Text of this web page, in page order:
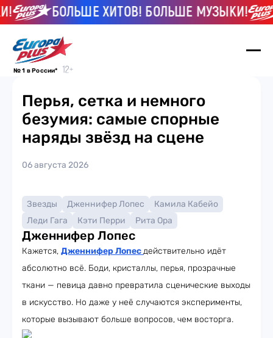
БОЛЬШЕ ХИТОВ! БОЛЬШЕ МУЗЫКИ!
№ 1 в России*
Перья, сетка и немного
безумия: самые спорные
наряды звёзд на сцене
06 августа 2026
Звезды Дженнифер Лопес
Камила Кабейо
Леди Гага
Кэти Перри Рита Ора
Дженнифер Лопес
Кажется, Дженнифер Лопесдействительно идёт
абсолютно всё. Боди, кристаллы, перья, прозрачные
ткани — певица давно превратила сценические выходы
в искусство. Но даже у неё случаются эксперименты,
которые вызывают больше вопросов, чем восторга.